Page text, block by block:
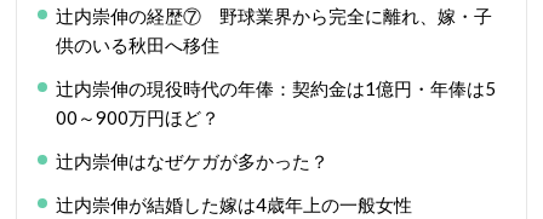
辻内崇伸の経歴⑦ 野球業界から完全に離れ、嫁・子
供のいる秋田へ移住
辻内崇伸の現役時代の年俸：契約金は1億円・年俸は5
00～900万円ほど？
辻内崇伸はなぜケガが多かった？
辻内崇伸が結婚した嫁は4歳年上の一般女性